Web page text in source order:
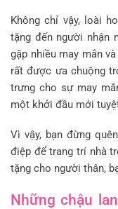
Không chỉ vậy, loài
tặng đến người nhận
gặp nhiều may mắn
rất được ưa chuộng
trưng cho sự may
một khởi đầu mới
Vì vậy, bạn đừng
điệp để trang trí nhà
tặng cho người thân,
Những chậu